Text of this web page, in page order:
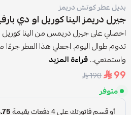
بديل عطر كوتش دريمز
جيرل دريمز الينا كوريل او دي بارفيوم
احصلي على جيرل دريمس من الينا كوريل
تدوم طوال اليوم. اجعلي هذا العطر
واستمتعي...قراءة المزيد
99
190
متوفر